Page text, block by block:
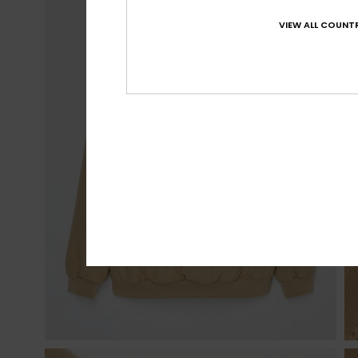
VIEW ALL